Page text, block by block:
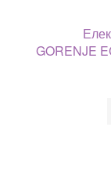
GORENJE